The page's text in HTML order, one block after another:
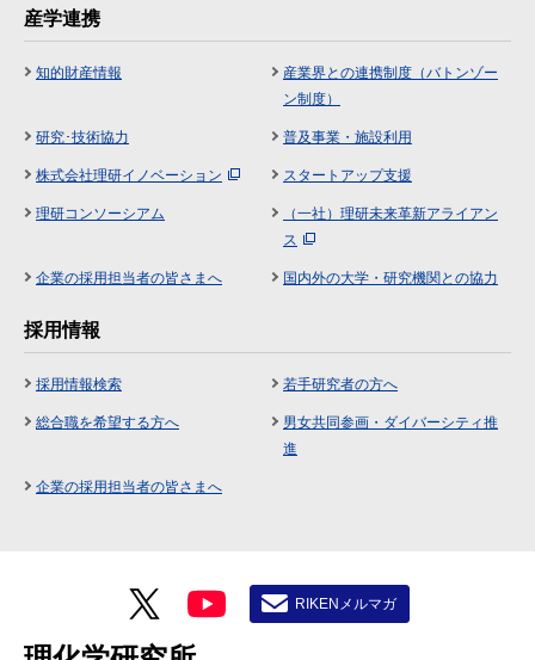
産学連携
知的財産情報
産業界との連携制度（バトンゾー
ン制度）
研究･技術協力 普及事業・施設利用
株式会社理研イノベーション スタートアップ支援
理研コンソーシアム
（一社）理研未来革新アライアン
ス
企業の採用担当者の皆さまへ 国内外の大学・研究機関との協力
採用情報
採用情報検索 若手研究者の方へ
総合職を希望する方へ
男女共同参画・ダイバーシティ推
進
企業の採用担当者の皆さまへ
RIKENメルマガ